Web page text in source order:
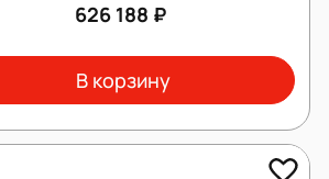
626 188 ₽
В корзину